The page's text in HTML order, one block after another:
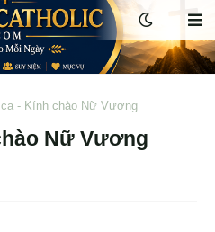
- Kính chào Nữ Vương
Nữ Vương